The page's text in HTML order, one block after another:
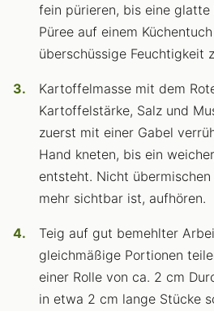
fein pürieren, bis eine glatte
Püree auf einem
überschüssige Feuchtigkeit
Kartoffelmasse mit dem
Kartoffelstärke, Salz und
zuerst mit einer Gabel
Hand kneten, bis ein
entsteht. Nicht
mehr sichtbar ist, aufhören.
Teig auf gut bemehlter
gleichmäßige Portionen
einer Rolle von ca. 2 cm
in etwa 2 cm lange Stücke